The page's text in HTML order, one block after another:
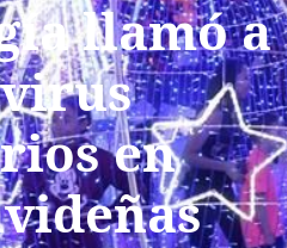
llamó a
en